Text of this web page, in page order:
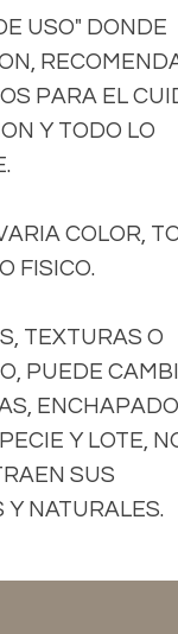
USO" DONDE
PARA EL
Y TODO LO
COLOR,
FISICO.
TEXTURAS O
PUEDE
Y LOTE,
SUS
NATURALES.